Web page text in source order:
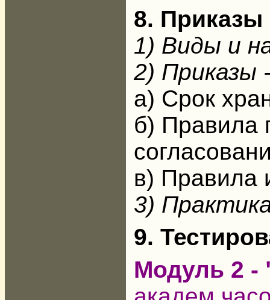
8. Приказы
1) Виды и
2) Приказы
а) Срок
б) Правила
в) Правила
3)
9.
Модуль 2 -